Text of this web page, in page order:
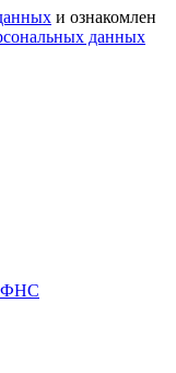
и ознакомлен
данных
ФНС